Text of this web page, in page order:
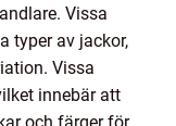
Vissa
typer av jackor,
Vissa
innebär att